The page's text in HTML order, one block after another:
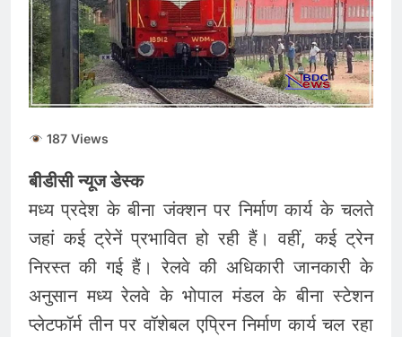
की कीमतों में जबरदस्त तेजी,
जानिए आपके शहर में क्या है
ताजा भाव
August 6, 2026
भारतीय शेयर बाजार में
सकारात्मक शुरुआत, सेंसेक्स-
निफ्टी हरे निशान पर खुले;
क्रूड ऑयल में नरमी
August 6, 2026
187 Views
बीडीसी न्यूज डेस्क
मध्य प्रदेश के बीना जंक्शन पर निर्माण कार्य के चलते
जहां कई ट्रेनें प्रभावित हो रही हैं। वहीं, कई ट्रेन
निरस्त की गई हैं। रेलवे की अधिकारी जानकारी के
अनुसान मध्य रेलवे के भोपाल मंडल के बीना स्टेशन
प्लेटफॉर्म तीन पर वॉशेबल एप्रिन निर्माण कार्य चल रहा